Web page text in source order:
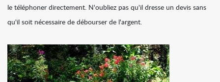
le téléphoner directement. N'oubliez pas qu'il dresse un devis sans
qu'il soit nécessaire de débourser de l'argent.